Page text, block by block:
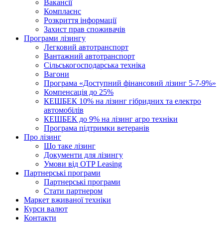
Вакансії
Комплаєнс
Розкриття інформації
Захист прав споживачів
Програми лізингу
Легковий автотранспорт
Вантажний автотранспорт
Cільськогосподарська техніка
Вагони
Програма «Доступний фінансовий лізинг 5-7-9%»
Компенсація до 25%
КЕШБЕК 10% на лізинг гібридних та електро
автомобілів
КЕШБЕК до 9% на лізинг агро техніки
Програма підтримки ветеранів
Про лізинг
Що таке лізинг
Документи для лізингу
Умови від OTP Leasing
Партнерські програми
Партнерські програми
Стати партнером
Маркет вживаної техніки
Курси валют
Контакти